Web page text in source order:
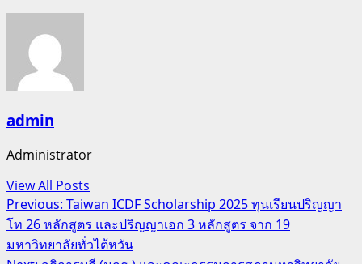
admin
Administrator
View All Posts
Post
navigation
Previous: Taiwan ICDF Scholarship 2025 ทุนเรียนปริญญา
โท 26 หลักสูตร และปริญญาเอก 3 หลักสูตร จาก 19
มหาวิทยาลัยทั่วไต้หวัน